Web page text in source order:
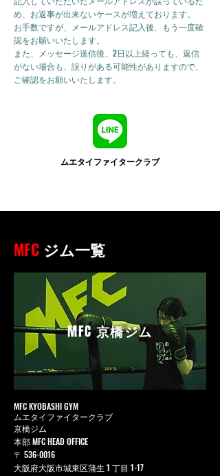
め、お返事が出来ないケースが増えております。
お手数ですが、メールアドレス記入後、もう一度確
認をお願いいたします。
また、メッセージ送信後、2日以上経っても、返信
がない場合も、誤りがある可能性がありますので、
ご確認をお願いいたします。
ムエタイファイタークラブ
MFC ジム一覧
MFC京橋ジム
MFC KYOBASHI GYM
ムエタイファイタークラブ
京橋ジム
本部 MFC HEAD OFFICE
〒 536-0016
大阪府大阪市城東区蒲生 1 丁目 1-17